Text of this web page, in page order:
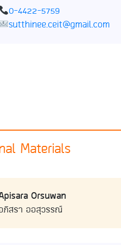
0-4422-5759
sutthinee.ceit@gmail.com
Materials
Orsuwan
ภิสรา ออสุวรรณ์